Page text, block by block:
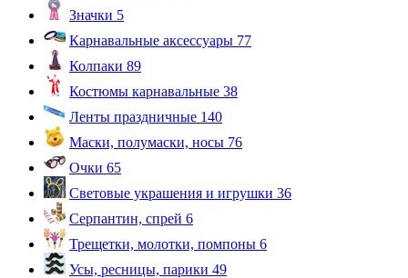
Значки 5
Карнавальные аксессуары 77
Колпаки 89
Костюмы карнавальные 38
Ленты праздничные 140
Маски, полумаски, носы 76
Очки 65
Световые украшения и игрушки 36
Серпантин, спрей 6
Трещетки, молотки, помпоны 6
Усы, ресницы, парики 49